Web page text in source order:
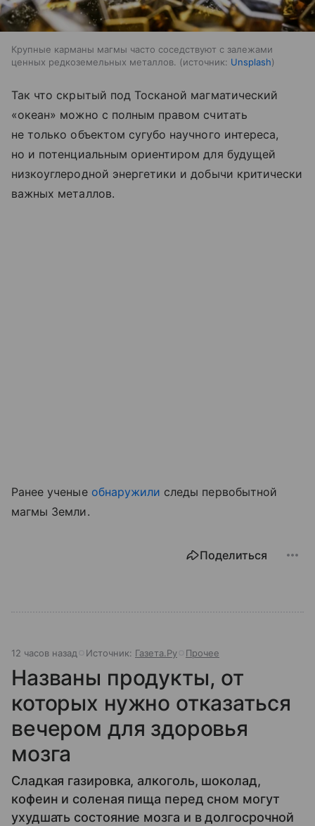
Крупные карманы магмы часто соседствуют с залежами
ценных редкоземельных металлов.
источник: Unsplash
Так что скрытый под Тосканой магматический
«океан» можно с полным правом считать
не только объектом сугубо научного интереса,
но и потенциальным ориентиром для будущей
низкоуглеродной энергетики и добычи критически
важных металлов.
Ранее ученые обнаружили следы первобытной
магмы Земли.
Поделиться
12 часов назад Источник: Газета.Ру Прочее
Названы продукты, от
которых нужно отказаться
вечером для здоровья
мозга
Сладкая газировка, алкоголь, шоколад,
кофеин и соленая пища перед сном могут
ухудшать состояние мозга и в долгосрочной